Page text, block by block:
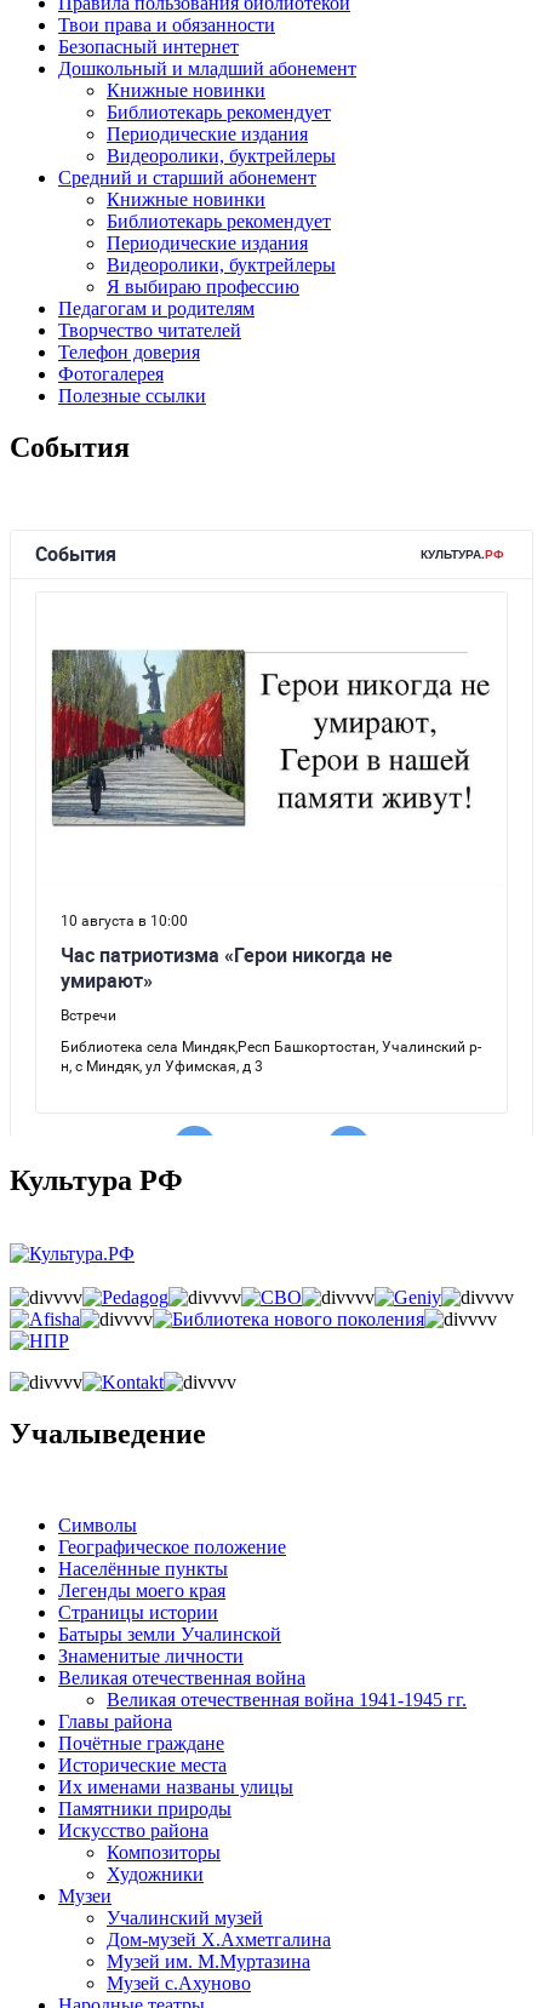
Твои права и обязанности
Безопасный интернет
Дошкольный и младший абонемент
Книжные новинки
Библиотекарь рекомендует
Периодические издания
Видеоролики, буктрейлеры
Средний и старший абонемент
Книжные новинки
Библиотекарь рекомендует
Периодические издания
Видеоролики, буктрейлеры
Я выбираю профессию
Педагогам и родителям
Творчество читателей
Телефон доверия
Фотогалерея
Полезные ссылки
События
Культура РФ
Учалыведение
Символы
Географическое положение
Населённые пункты
Легенды моего края
Страницы истории
Батыры земли Учалинской
Знаменитые личности
Великая отечественная война
Великая отечественная война 1941-1945 гг.
Главы района
Почётные граждане
Исторические места
Их именами названы улицы
Памятники природы
Искусство района
Композиторы
Художники
Музеи
Учалинский музей
Дом-музей Х.Ахметгалина
Музей им. М.Муртазина
Музей с.Ахуново